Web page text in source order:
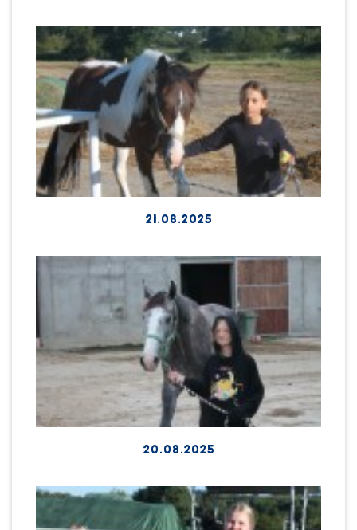
21.08.2025
20.08.2025